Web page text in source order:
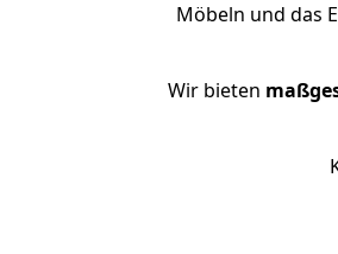
Möbeln und das
Wir bieten